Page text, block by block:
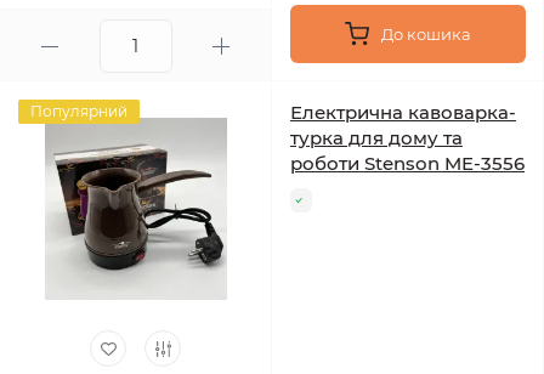
До кошика
Популярний
Електрична кавоварка-
турка для дому та
роботи Stenson ME-3556